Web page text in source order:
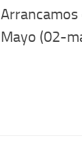
Arrancamos
Mayo (02-